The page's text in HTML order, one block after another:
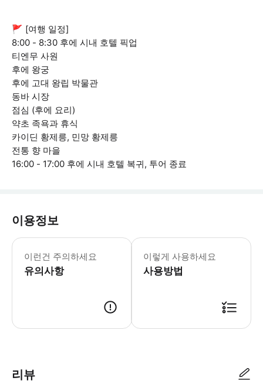
🚩 [여행 일정]
8:00 - 8:30 후에 시내 호텔 픽업
티엔무 사원
후에 왕궁
후에 고대 왕립 박물관
동바 시장
점심 (후에 요리)
약초 족욕과 휴식
카이딘 황제릉, 민망 황제릉
전통 향 마을
16:00 - 17:00 후에 시내 호텔 복귀, 투어 종료
이용정보
이런건 주의하세요
유의사항
[포함사항] · 에어컨이 장착된 16인승
이렇게 사용하세요
사용방법
리뷰